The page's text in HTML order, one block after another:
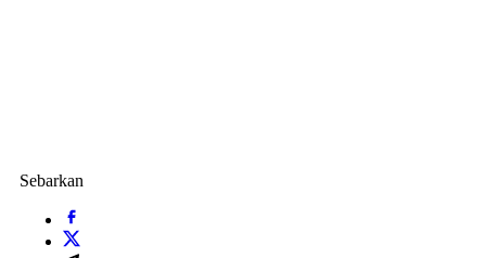
Sebarkan